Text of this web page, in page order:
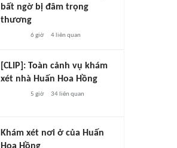
bất ngờ bị đâm trọng
thương
6 giờ 4liên quan
[CLIP]: Toàn cảnh vụ khám
xét nhà Huấn Hoa Hồng
5 giờ 34liên quan
Khám xét nơi ở của Huấn